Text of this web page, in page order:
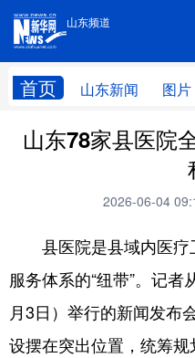
山东频道
首页 山东新闻 图片
手机版
网
学习进行时 高层
科技 科普
健康 军事
山东78家县医院
2026-06-04
县医院是县域内医疗
服务体系的“纽带”。记
月3日）举行的新闻发布
设摆在突出位置，统筹规